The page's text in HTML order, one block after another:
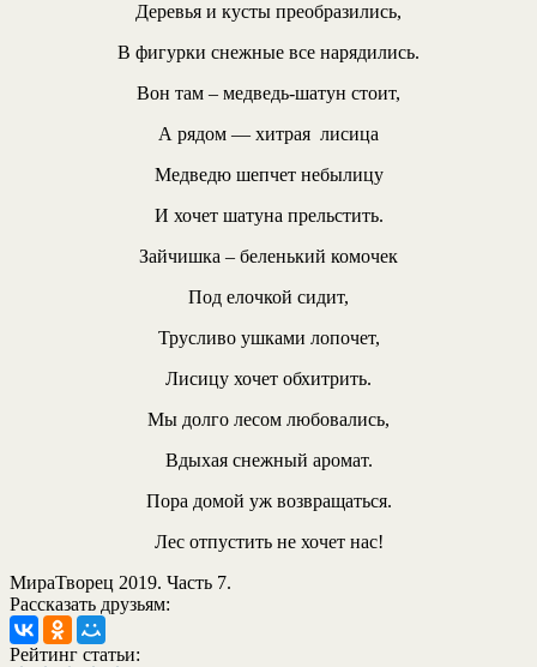
Деревья и кусты преобразились,
В фигурки снежные все нарядились.
Вон там – медведь-шатун стоит,
А рядом — хитрая лисица
Медведю шепчет небылицу
И хочет шатуна прельстить.
Зайчишка – беленький комочек
Под елочкой сидит,
Трусливо ушками лопочет,
Лисицу хочет обхитрить.
Мы долго лесом любовались,
Вдыхая снежный аромат.
Пора домой уж возвращаться.
Лес отпустить не хочет нас!
МираТворец 2019. Часть 7.
Рассказать друзьям:
Рейтинг статьи: